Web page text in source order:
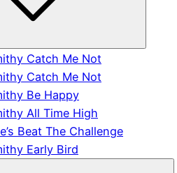
Catch Me Not
Catch Me Not
Be Happy
All Time High
Beat The Challenge
Early Bird